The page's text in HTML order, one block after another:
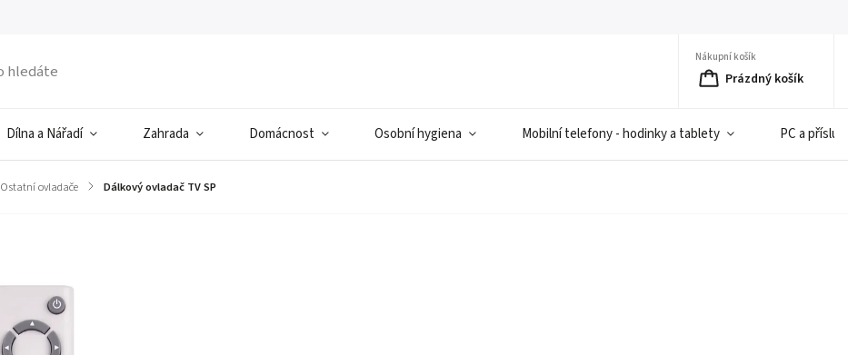
Nákupní košík
Prázdný košík
Dílna a Nářadí Zahrada Domácnost Osobní hygiena Mobilní telefony - hodinky a tablety PC a
Ostatní ovladače / Dálkový ovladač TV SP